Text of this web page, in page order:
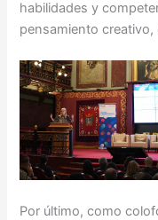
habilidades y
pensamiento creativo,
Por último, como